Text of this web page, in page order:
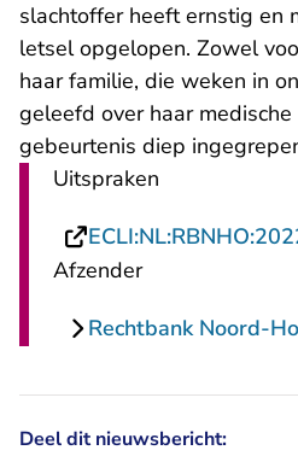
slachtoffer heeft ernstig en
letsel opgelopen. Zowel
haar familie, die weken in
geleefd over haar
gebeurtenis diep
Uitspraken
Afzender
Rechtbank Noord-
Deel dit nieuwsbericht: